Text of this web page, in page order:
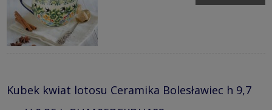
Kubek kwiat lotosu Ceramika Bolesławiec h 9,7